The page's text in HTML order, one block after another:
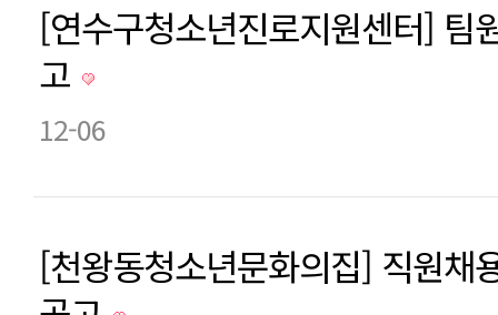
[연수구청소년진로지원센터] 팀
고
12-06
[천왕동청소년문화의집] 직원채